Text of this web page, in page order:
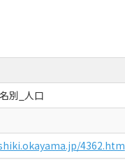
別_人口
4362.htm